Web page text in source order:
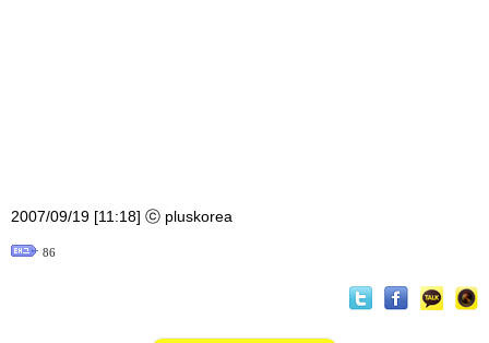
2007/09/19 [11:18] ⓒ pluskorea
86